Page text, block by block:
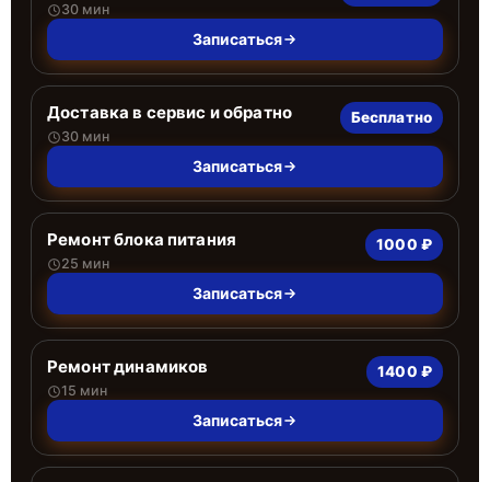
30 мин
Записаться
Доставка в сервис и обратно
30 мин
Бесплатно
Записаться
Ремонт блока питания
25 мин
1000 ₽
Записаться
Ремонт динамиков
15 мин
1400 ₽
Записаться